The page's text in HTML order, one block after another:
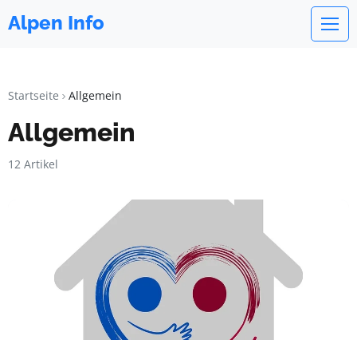
Alpen Info
Startseite Allgemein
Allgemein
12 Artikel